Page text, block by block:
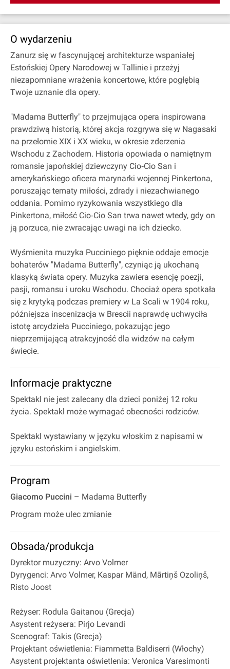
O wydarzeniu
Zanurz się w fascynującej architekturze wspaniałej
Estońskiej Opery Narodowej w Tallinie i przeżyj
niezapomniane wrażenia koncertowe, które pogłębią
Twoje uznanie dla opery.
"Madama Butterfly" to przejmująca opera inspirowana
prawdziwą historią, której akcja rozgrywa się w Nagasaki
na przełomie XIX i XX wieku, w okresie zderzenia
Wschodu z Zachodem. Historia opowiada o namiętnym
romansie japońskiej dziewczyny Cio‐Cio San i
amerykańskiego oficera marynarki wojennej Pinkertona,
poruszając tematy miłości, zdrady i niezachwianego
oddania. Pomimo ryzykowania wszystkiego dla
Pinkertona, miłość Cio‐Cio San trwa nawet wtedy, gdy on
ją porzuca, nie zwracając uwagi na ich dziecko.
Wyśmienita muzyka Pucciniego pięknie oddaje emocje
bohaterów "Madama Butterfly", czyniąc ją ukochaną
klasyką świata opery. Muzyka zawiera esencję poezji,
pasji, romansu i uroku Wschodu. Chociaż opera spotkała
się z krytyką podczas premiery w La Scali w 1904 roku,
późniejsza inscenizacja w Brescii naprawdę uchwyciła
istotę arcydzieła Pucciniego, pokazując jego
nieprzemijającą atrakcyjność dla widzów na całym
świecie.
Informacje praktyczne
Spektakl nie jest zalecany dla dzieci poniżej 12 roku
życia. Spektakl może wymagać obecności rodziców.
Spektakl wystawiany w języku włoskim z napisami w
języku estońskim i angielskim.
Program
Giacomo Puccini – Madama Butterfly
Program może ulec zmianie
Obsada/produkcja
Dyrektor muzyczny: Arvo Volmer
Dyrygenci: Arvo Volmer, Kaspar Mänd, Mārtiņš Ozoliņš,
Risto Joost
Reżyser: Rodula Gaitanou (Grecja)
Asystent reżysera: Pirjo Levandi
Scenograf: Takis (Grecja)
Projektant oświetlenia: Fiammetta Baldiserri (Włochy)
Asystent projektanta oświetlenia: Veronica Varesimonti